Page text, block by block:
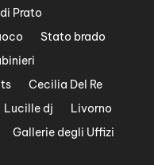
Prato
Stato brado
Cecilia Del Re
Lucille dj
Livorno
Gallerie degli Uffizi